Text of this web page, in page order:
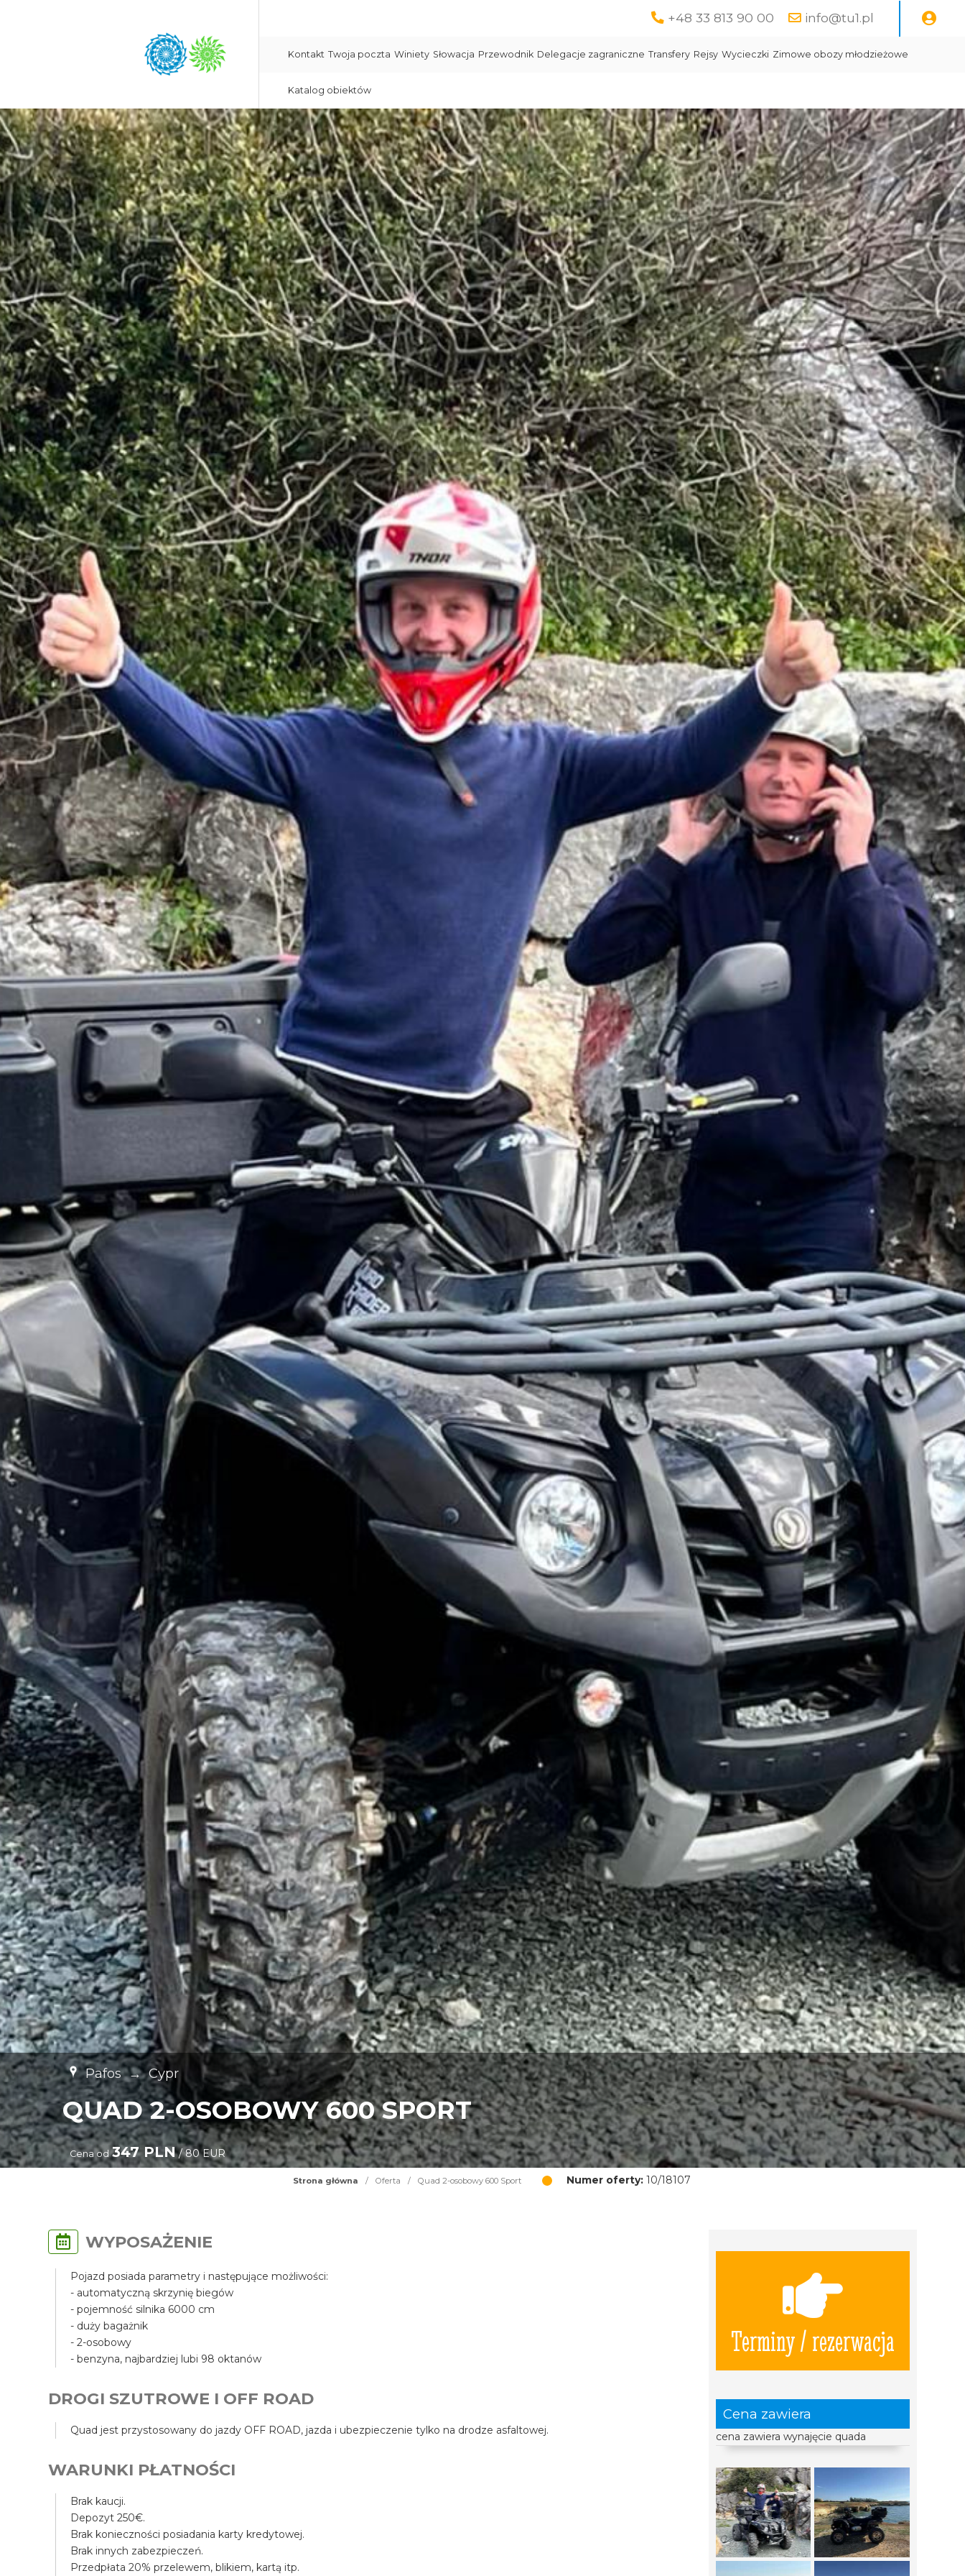
+48 33 813 90 00 info@tu1.pl
Kontakt Twoja poczta Winiety Słowacja Przewodnik Delegacje zagraniczne Transfery Rejsy Wycieczki Zimowe obozy młodzieżowe
Katalog obiektów
Pafos → Cypr
QUAD 2-OSOBOWY 600 SPORT
Cena od 347 PLN/ 80 EUR
Strona główna / Oferta / Quad 2-osobowy 600 Sport Numer oferty:10/18107
Terminy / rezerwacja
Cena zawiera
cena zawiera wynajęcie quada
WYPOSAŻENIE
Pojazd posiada parametry i następujące możliwości:
- automatyczną skrzynię biegów
- pojemność silnika 6000 cm
- duży bagażnik
- 2-osobowy
- benzyna, najbardziej lubi 98 oktanów
DROGI SZUTROWE I OFF ROAD
Quad jest przystosowany do jazdy OFF ROAD, jazda i ubezpieczenie tylko na drodze asfaltowej.
WARUNKI PŁATNOŚCI
Brak kaucji.
Depozyt 250€.
Brak konieczności posiadania karty kredytowej.
Brak innych zabezpieczeń.
Przedpłata 20% przelewem, blikiem, kartą itp.